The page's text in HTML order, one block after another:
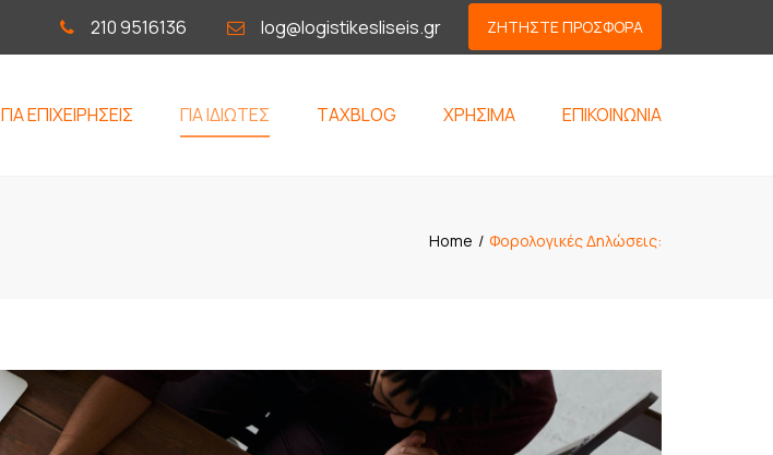
210 9516136 log@logistikesliseis.gr ΖΗΤΗΣΤΕ ΠΡΟΣΦΟΡΑ
ΓΙΑ ΕΠΙΧΕΙΡΗΣΕΙΣ ΓΙΑ ΙΔΙΩΤΕΣ TAXBLOG ΧΡΗΣΙΜΑ ΕΠΙΚΟΙΝΩΝΙΑ
Home Φορολογικές Δηλώσεις: